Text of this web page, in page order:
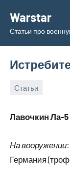
содержимому
Warstar
Статьи про
Статьи
Лавочкин Ла-5
На вооружении
Германия